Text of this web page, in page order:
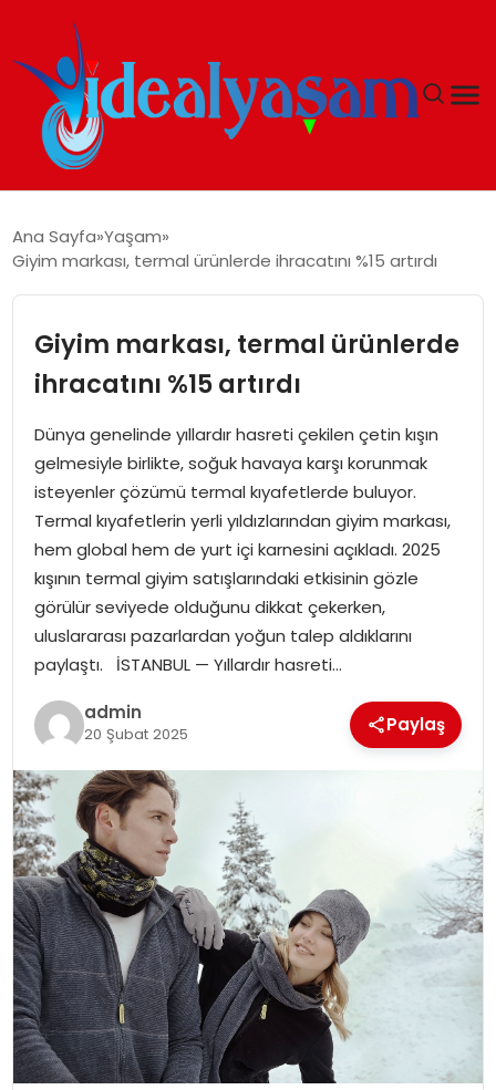
GÜNDEM
EKONOMI
İDEAL YAŞAM
İDEAL SPOR
YAŞAM
MAGAZIN
SAĞLIK
SOSYAL HABER
Ana Sayfa Yaşam
Giyim markası, termal ürünlerde ihracatını %15 artırdı
Giyim markası, termal ürünlerde
ihracatını %15 artırdı
Dünya genelinde yıllardır hasreti çekilen çetin kışın
gelmesiyle birlikte, soğuk havaya karşı korunmak
isteyenler çözümü termal kıyafetlerde buluyor.
Termal kıyafetlerin yerli yıldızlarından giyim markası,
hem global hem de yurt içi karnesini açıkladı. 2025
kışının termal giyim satışlarındaki etkisinin gözle
görülür seviyede olduğunu dikkat çekerken,
uluslararası pazarlardan yoğun talep aldıklarını
paylaştı. İSTANBUL — Yıllardır hasreti…
admin
20 Şubat 2025 Paylaş